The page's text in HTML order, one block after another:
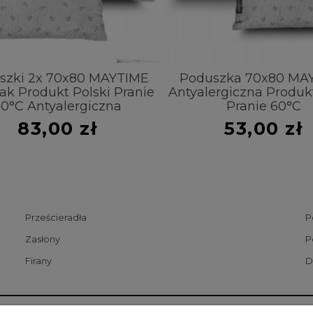
2x 70x80 MAYTIME
Produkt Polski Pranie
Antyalergiczna
83,00 zł
Poduszka 70x80
Antyalergiczna
Pranie 60°C
53,00 zł
Prześcieradła
Zasłony
Firany